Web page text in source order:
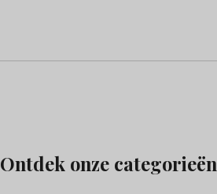
Ontdek onze categorieën